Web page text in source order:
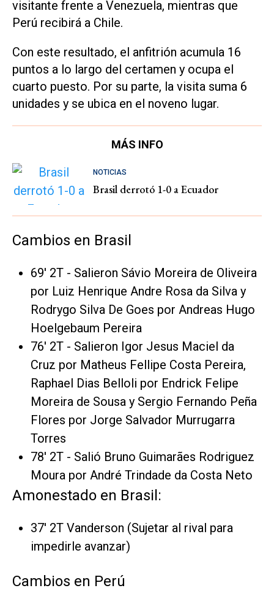
visitante frente a Venezuela, mientras que
Perú recibirá a Chile.
Con este resultado, el anfitrión acumula 16
puntos a lo largo del certamen y ocupa el
cuarto puesto. Por su parte, la visita suma 6
unidades y se ubica en el noveno lugar.
MÁS INFO
NOTICIAS
Brasil derrotó 1-0 a Ecuador
Cambios en Brasil
69' 2T - Salieron Sávio Moreira de Oliveira
por Luiz Henrique Andre Rosa da Silva y
Rodrygo Silva De Goes por Andreas Hugo
Hoelgebaum Pereira
76' 2T - Salieron Igor Jesus Maciel da
Cruz por Matheus Fellipe Costa Pereira,
Raphael Dias Belloli por Endrick Felipe
Moreira de Sousa y Sergio Fernando Peña
Flores por Jorge Salvador Murrugarra
Torres
78' 2T - Salió Bruno Guimarães Rodriguez
Moura por André Trindade da Costa Neto
Amonestado en Brasil:
37' 2T Vanderson (Sujetar al rival para
impedirle avanzar)
Cambios en Perú